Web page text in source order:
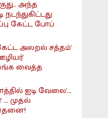
அந்த
கேட்ட போப்
அலறல் சத்தம்'
வைத்த
ஐடி வேலை'...
முதல்